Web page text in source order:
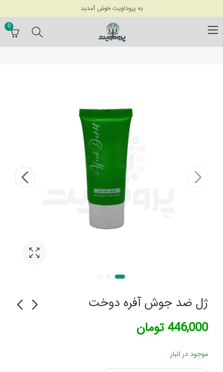
به پروداویت خوش آمدید
0
ژل ضد جوش آفره دوخت
446,000 تومان
موجود در انبار